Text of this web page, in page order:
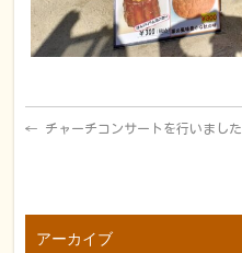
← チャーチコンサートを行いました
アーカイブ